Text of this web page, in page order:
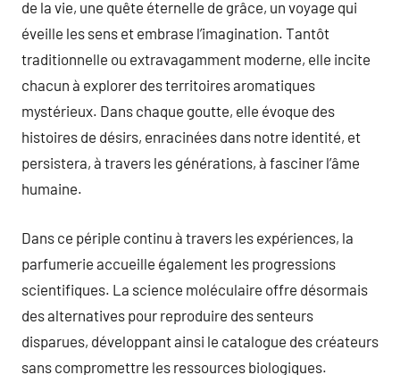
de la vie, une quête éternelle de grâce, un voyage qui
éveille les sens et embrase l’imagination. Tantôt
traditionnelle ou extravagamment moderne, elle incite
chacun à explorer des territoires aromatiques
mystérieux. Dans chaque goutte, elle évoque des
histoires de désirs, enracinées dans notre identité, et
persistera, à travers les générations, à fasciner l’âme
humaine.
Dans ce périple continu à travers les expériences, la
parfumerie accueille également les progressions
scientifiques. La science moléculaire offre désormais
des alternatives pour reproduire des senteurs
disparues, développant ainsi le catalogue des créateurs
sans compromettre les ressources biologiques.